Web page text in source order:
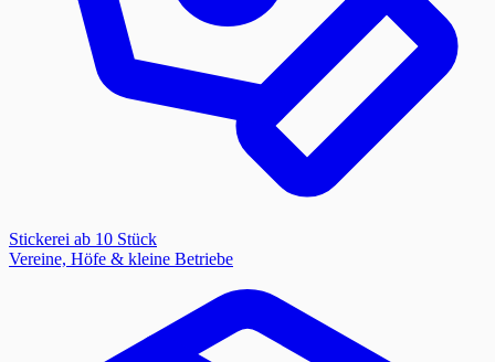
Stickerei ab 10 Stück
Vereine, Höfe & kleine Betriebe